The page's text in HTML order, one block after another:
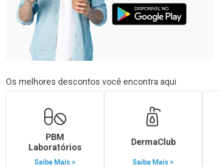
Os melhores descontos você encontra aqui
PBM
Laboratórios
Saiba Mais >
DermaClub
Saiba Mais >